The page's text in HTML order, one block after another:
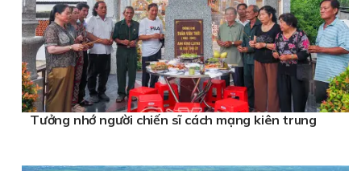
Tưởng nhớ người chiến sĩ cách mạng kiên trung